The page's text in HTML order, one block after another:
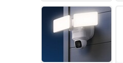
11/13/2024